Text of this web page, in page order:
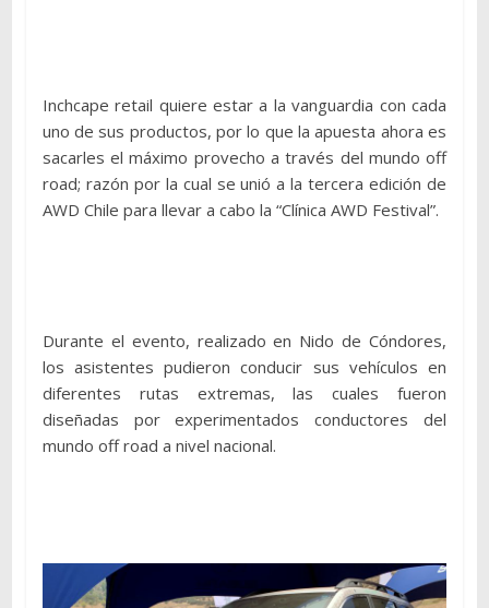
Inchcape retail quiere estar a la vanguardia con cada
uno de sus productos, por lo que la apuesta ahora es
sacarles el máximo provecho a través del mundo off
road; razón por la cual se unió a la tercera edición de
AWD Chile para llevar a cabo la “Clínica AWD Festival”.
Durante el evento, realizado en Nido de Cóndores,
los asistentes pudieron conducir sus vehículos en
diferentes rutas extremas, las cuales fueron
diseñadas por experimentados conductores del
mundo off road a nivel nacional.